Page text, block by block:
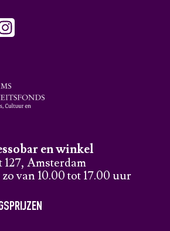
en winkel
Amsterdam
van 10.00 tot 17.00 uur